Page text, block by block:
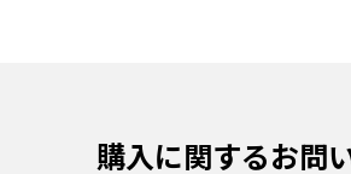
購入に関するお問